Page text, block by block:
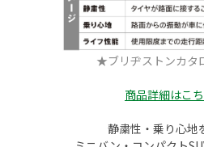
★ブリヂストンカタ
商品詳細はこ
静粛性・乗り心地